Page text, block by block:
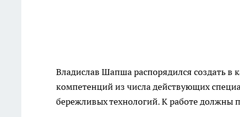
Владислав Шапша распорядился создать в
компетенций из числа действующих
бережливых технологий. К работе должны